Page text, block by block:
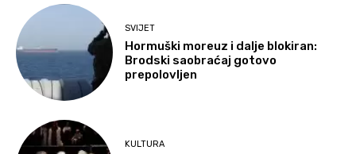
SVIJET
Hormuški moreuz i dalje blokiran:
Brodski saobraćaj gotovo
prepolovljen
KULTURA